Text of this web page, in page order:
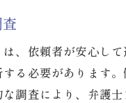
納得のいく弁護
弁護士の比
、依頼者が安心し
る必要があります
調査により、弁護